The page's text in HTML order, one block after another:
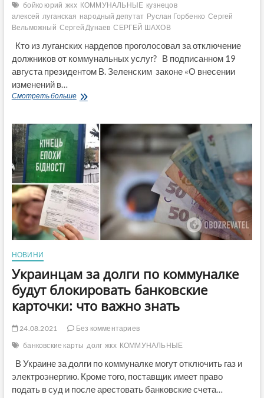
населения
от
ЖКХ-
или
Мазурчак
пусть
страдает
цинизмом
бойко юрий жкх КОММУНАЛЬНЫЕ кузнецов
алексей луганская народный депутат Руслан Горбенко Сергей
Вельможный Сергей Дунаев СЕРГЕЙ ШАХОВ
Кто из луганских нардепов проголосовал за отключение
должников от коммунальных услуг? В подписанном 19
августа президентом В. Зеленским законе «О внесении
изменений в…
Смотреть большеКто
нардепов
проголосовал
за
отключение
должников
от
коммунальных
услуг?
НОВИНИ
Украинцам за долги по коммуналке
будут блокировать банковские
карточки: что важно знать
24.08.2021
Без комментариев
банковские карты долг жкх КОММУНАЛЬНЫЕ
В Украине за долги по коммуналке могут отключить газ и
электроэнергию. Кроме того, поставщик имеет право
подать в суд и после арестовать банковские счета…